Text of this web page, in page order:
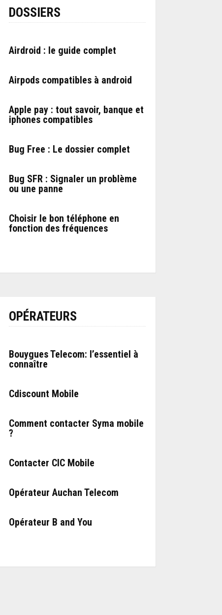
DOSSIERS
Airdroid : le guide complet
Airpods compatibles à android
Apple pay : tout savoir, banque et
iphones compatibles
Bug Free : Le dossier complet
Bug SFR : Signaler un problème
ou une panne
Choisir le bon téléphone en
fonction des fréquences
OPÉRATEURS
Bouygues Telecom: l’essentiel à
connaître
Cdiscount Mobile
Comment contacter Syma mobile
?
Contacter CIC Mobile
Opérateur Auchan Telecom
Opérateur B and You